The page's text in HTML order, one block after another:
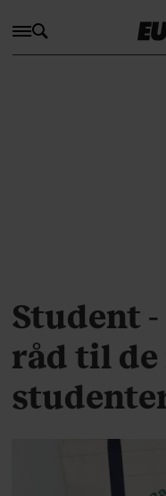
Student
råd til de